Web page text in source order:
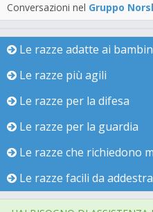
Conversazioni nel Gruppo
Le razze adatte ai
Le razze più agili
Le razze per la difesa
Le razze per la guardia
Le razze che richiedono
Le razze facili da